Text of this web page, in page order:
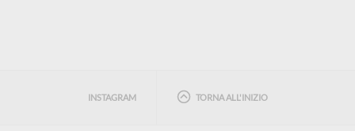
INSTAGRAM TORNA ALL'INIZIO